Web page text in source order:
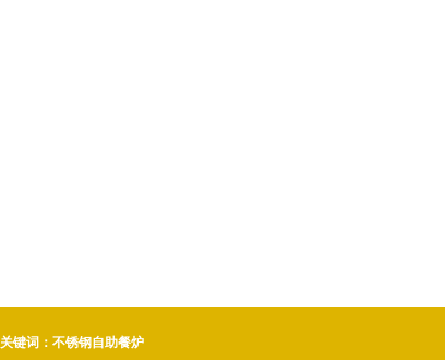
关键词：不锈钢自助餐炉